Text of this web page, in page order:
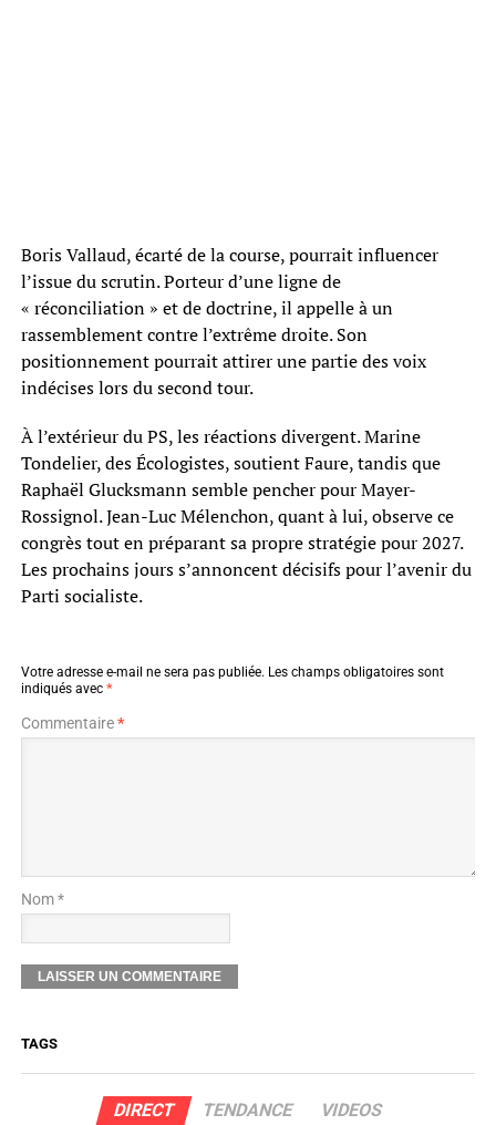
Boris Vallaud, écarté de la course, pourrait influencer
l’issue du scrutin. Porteur d’une ligne de
« réconciliation » et de doctrine, il appelle à un
rassemblement contre l’extrême droite. Son
positionnement pourrait attirer une partie des voix
indécises lors du second tour.
À l’extérieur du PS, les réactions divergent. Marine
Tondelier, des Écologistes, soutient Faure, tandis que
Raphaël Glucksmann semble pencher pour Mayer-
Rossignol. Jean-Luc Mélenchon, quant à lui, observe ce
congrès tout en préparant sa propre stratégie pour 2027.
Les prochains jours s’annoncent décisifs pour l’avenir du
Parti socialiste.
Votre adresse e-mail ne sera pas publiée. Les champs obligatoires sont
indiqués avec *
Commentaire*
Nom *
TAGS
DIRECT TENDANCE VIDEOS